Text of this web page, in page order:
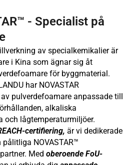
- Specialist på
av specialkemikalier är
i Kina som ägnar sig åt
för byggmaterial.
har NOVASTAR
pulverdefoamare anpassade till
alkaliska
och lågtemperaturmiljöer.
certifiering, är vi dedikerade
NOVASTAR™
Med oberoende FoU-